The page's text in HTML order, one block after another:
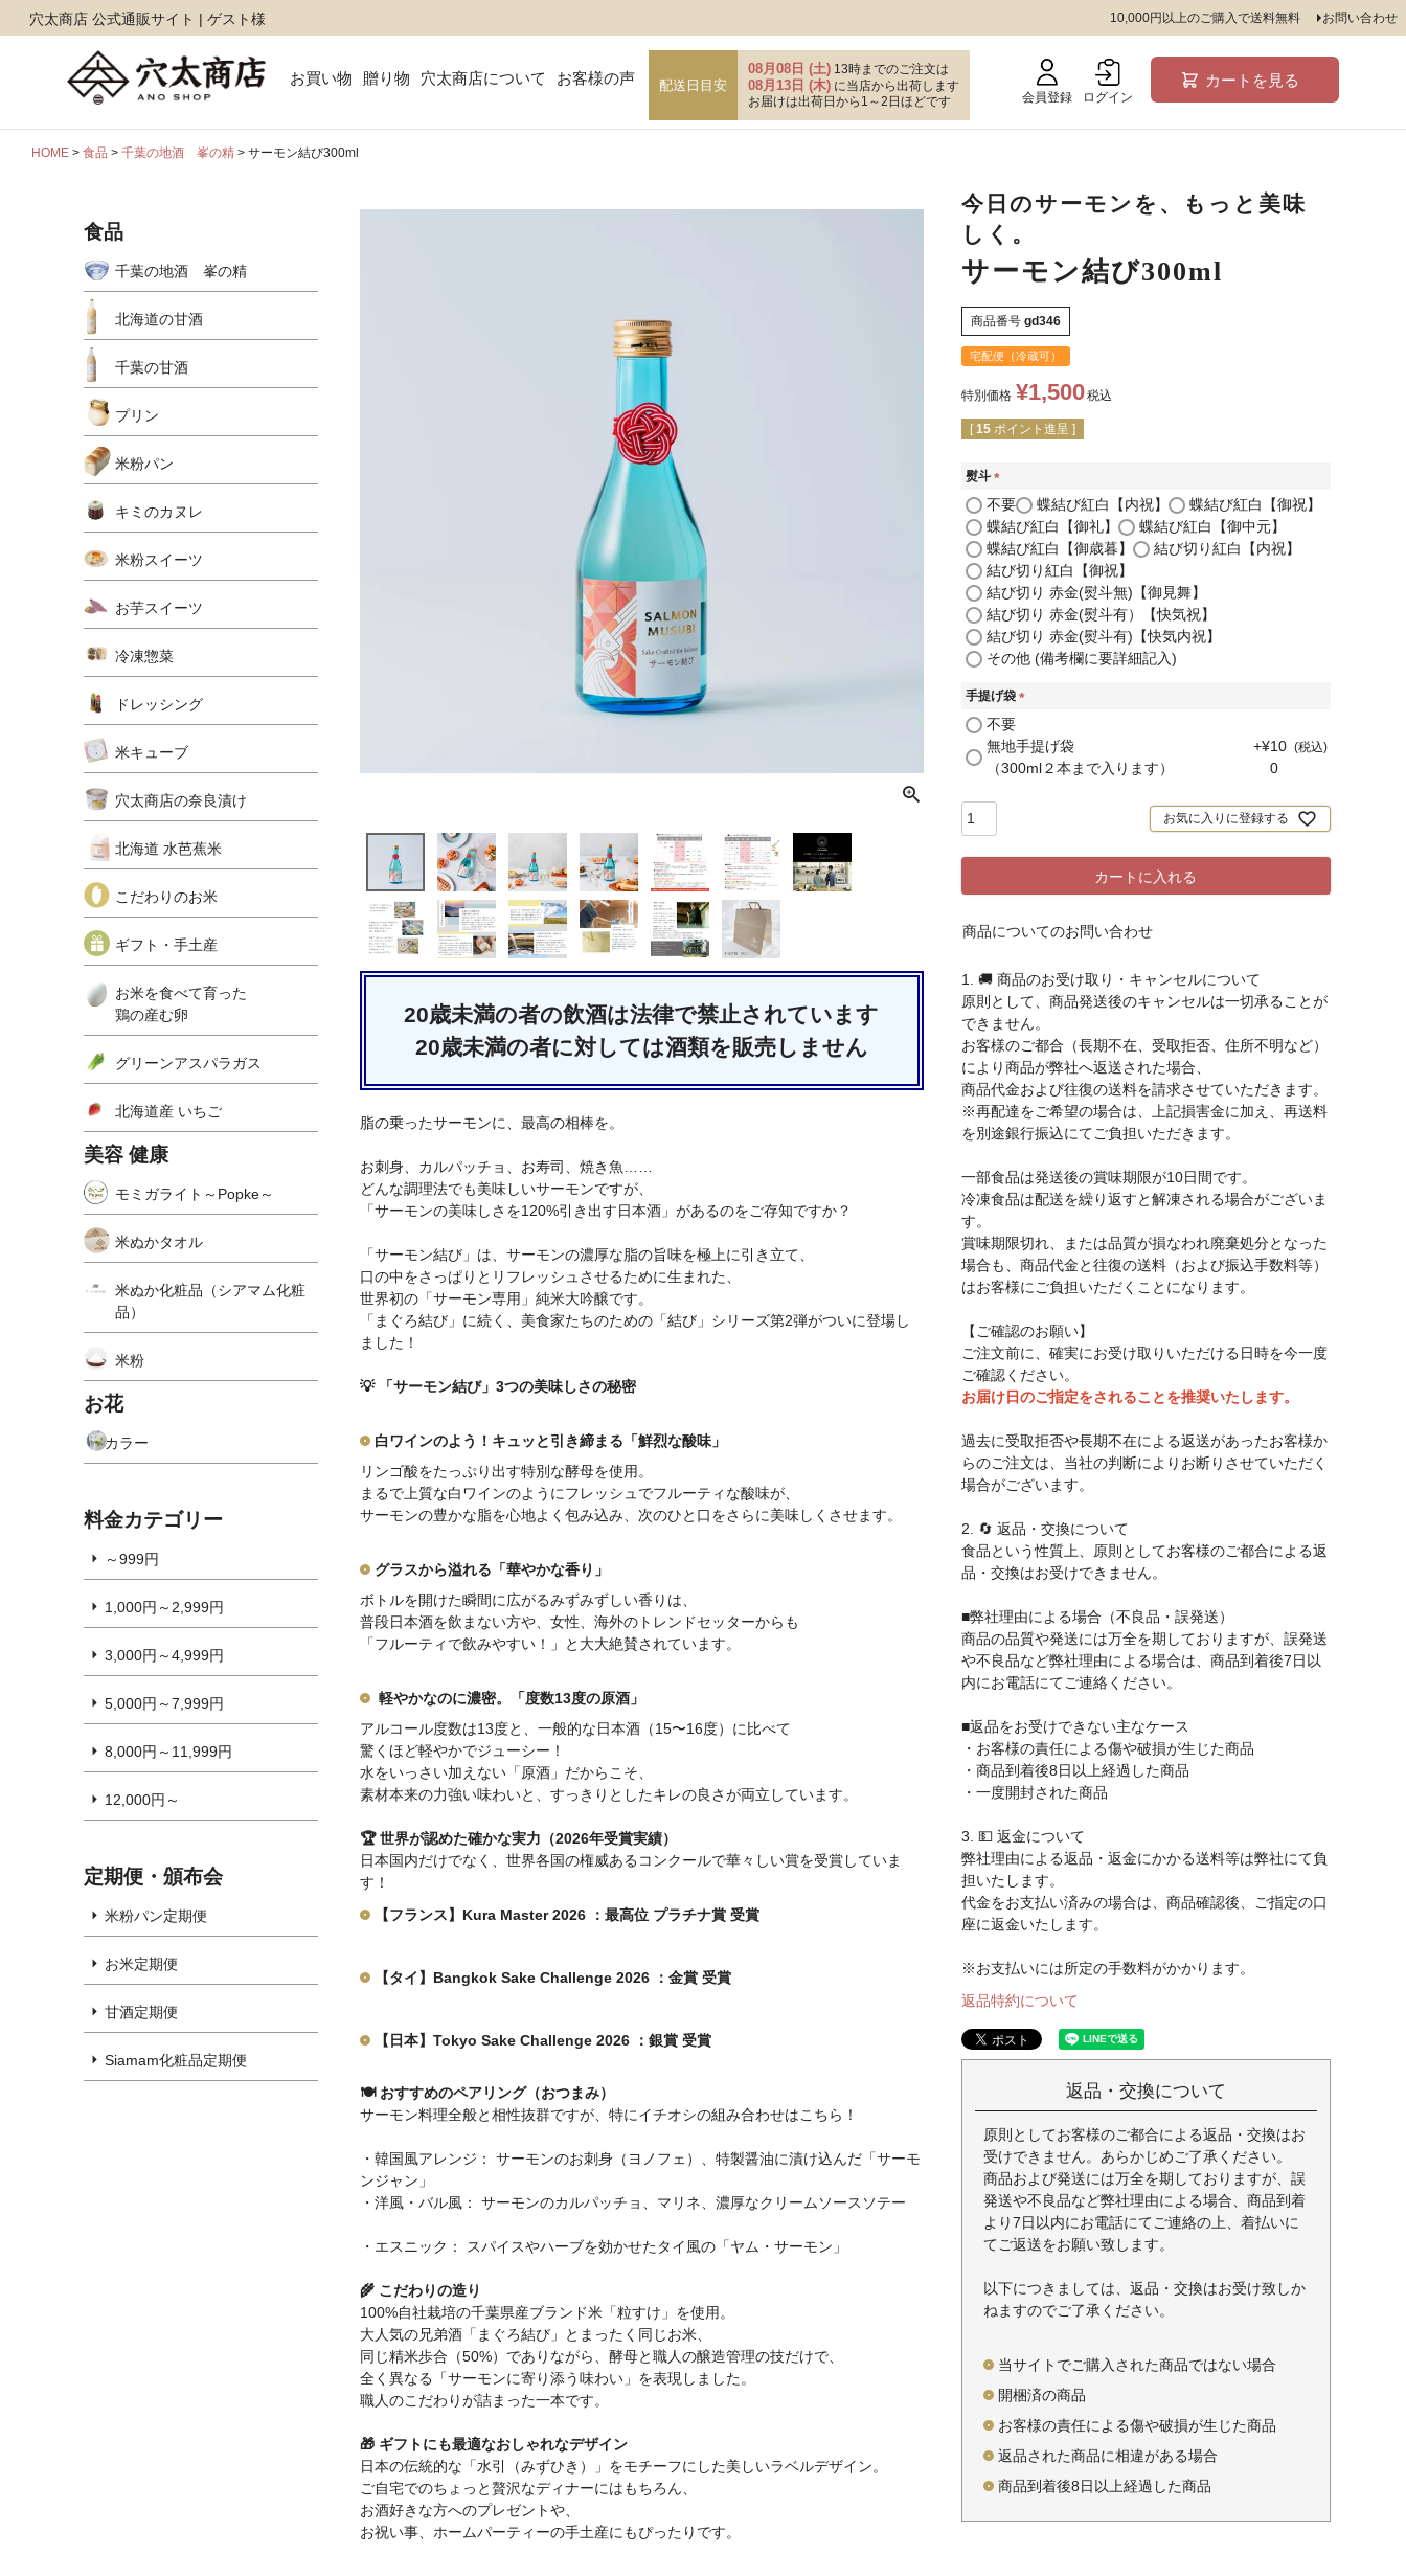
穴太商店 公式通販サイト | ゲスト様 10,000円以上のご購入で送料無料 お問い合わせ
お買い物 贈り物 穴太商店について お客様の声 配送日目安
08月08日 (土) 13時までのご注文は
08月13日 (木) に当店から出荷します
お届けは出荷日から1～2日ほどです
会員登録 ログイン
カートを見る
HOME 食品 千葉の地酒 峯の精 サーモン結び300ml
食品
千葉の地酒 峯の精
北海道の甘酒
千葉の甘酒
プリン
米粉パン
キミのカヌレ
米粉スイーツ
お芋スイーツ
冷凍惣菜
ドレッシング
米キューブ
穴太商店の奈良漬け
北海道 水芭蕉米
こだわりのお米
ギフト・手土産
お米を食べて育った
鶏の産む卵
グリーンアスパラガス
北海道産 いちご
美容 健康
モミガライト～Popke～
米ぬかタオル
米ぬか化粧品（シアマム化粧
品）
米粉
お花
カラー
料金カテゴリー
～999円
1,000円～2,999円
3,000円～4,999円
5,000円～7,999円
8,000円～11,999円
12,000円～
定期便・頒布会
米粉パン定期便
お米定期便
甘酒定期便
Siamam化粧品定期便
20歳未満の者の飲酒は法律で禁止されています
20歳未満の者に対しては酒類を販売しません
脂の乗ったサーモンに、最高の相棒を。
お刺身、カルパッチョ、お寿司、焼き魚……
どんな調理法でも美味しいサーモンですが、
「サーモンの美味しさを120%引き出す日本酒」があるのをご存知ですか？
「サーモン結び」は、サーモンの濃厚な脂の旨味を極上に引き立て、
口の中をさっぱりとリフレッシュさせるために生まれた、
世界初の「サーモン専用」純米大吟醸です。
「まぐろ結び」に続く、美食家たちのための「結び」シリーズ第2弾がついに登場し
ました！
💡 「サーモン結び」3つの美味しさの秘密
白ワインのよう！キュッと引き締まる「鮮烈な酸味」
リンゴ酸をたっぷり出す特別な酵母を使用。
まるで上質な白ワインのようにフレッシュでフルーティな酸味が、
サーモンの豊かな脂を心地よく包み込み、次のひと口をさらに美味しくさせます。
グラスから溢れる「華やかな香り」
ボトルを開けた瞬間に広がるみずみずしい香りは、
普段日本酒を飲まない方や、女性、海外のトレンドセッターからも
「フルーティで飲みやすい！」と大大絶賛されています。
軽やかなのに濃密。「度数13度の原酒」
アルコール度数は13度と、一般的な日本酒（15〜16度）に比べて
驚くほど軽やかでジューシー！
水をいっさい加えない「原酒」だからこそ、
素材本来の力強い味わいと、すっきりとしたキレの良さが両立しています。
🏆 世界が認めた確かな実力（2026年受賞実績）
日本国内だけでなく、世界各国の権威あるコンクールで華々しい賞を受賞していま
す！
【フランス】Kura Master 2026 ：最高位 プラチナ賞 受賞
【タイ】Bangkok Sake Challenge 2026 ：金賞 受賞
【日本】Tokyo Sake Challenge 2026 ：銀賞 受賞
🍽 おすすめのペアリング（おつまみ）
サーモン料理全般と相性抜群ですが、特にイチオシの組み合わせはこちら！
・韓国風アレンジ： サーモンのお刺身（ヨノフェ）、特製醤油に漬け込んだ「サーモ
ンジャン」
・洋風・バル風： サーモンのカルパッチョ、マリネ、濃厚なクリームソースソテー
・エスニック： スパイスやハーブを効かせたタイ風の「ヤム・サーモン」
🌾 こだわりの造り
100%自社栽培の千葉県産ブランド米「粒すけ」を使用。
大人気の兄弟酒「まぐろ結び」とまったく同じお米、
同じ精米歩合（50%）でありながら、酵母と職人の醸造管理の技だけで、
全く異なる「サーモンに寄り添う味わい」を表現しました。
職人のこだわりが詰まった一本です。
🎁 ギフトにも最適なおしゃれなデザイン
日本の伝統的な「水引（みずひき）」をモチーフにした美しいラベルデザイン。
ご自宅でのちょっと贅沢なディナーにはもちろん、
お酒好きな方へのプレゼントや、
お祝い事、ホームパーティーの手土産にもぴったりです。
今日のサーモンを、もっと美味
しく。
サーモン結び300ml
商品番号 gd346
宅配便（冷蔵可）
特別価格 ¥1,500税込
[ 15 ポイント進呈 ]
熨斗
(
必
須
)
不要 蝶結び紅白【内祝】
蝶結び紅白【御祝】
蝶結び紅白【御礼】
蝶結び紅白【御中元】
蝶結び紅白【御歳暮】
結び切り紅白【内祝】
結び切り紅白【御祝】
結び切り 赤金(熨斗無)【御見舞】
結び切り 赤金(熨斗有）【快気祝】
結び切り 赤金(熨斗有)【快気内祝】
その他 (備考欄に要詳細記入)
手提げ袋
必
須
)
不要
無地手提げ袋
（300ml２本まで入ります）
+¥10
0
税込
お気に入りに登録する
カートに入れる
商品についてのお問い合わせ
1. 🚚 商品のお受け取り・キャンセルについて
原則として、商品発送後のキャンセルは一切承ることが
できません。
お客様のご都合（長期不在、受取拒否、住所不明など）
により商品が弊社へ返送された場合、
商品代金および往復の送料を請求させていただきます。
※再配達をご希望の場合は、上記損害金に加え、再送料
を別途銀行振込にてご負担いただきます。
一部食品は発送後の賞味期限が10日間です。
冷凍食品は配送を繰り返すと解凍される場合がございま
す。
賞味期限切れ、または品質が損なわれ廃棄処分となった
場合も、商品代金と往復の送料（および振込手数料等）
はお客様にご負担いただくことになります。
【ご確認のお願い】
ご注文前に、確実にお受け取りいただける日時を今一度
ご確認ください。
お届け日のご指定をされることを推奨いたします。
過去に受取拒否や長期不在による返送があったお客様か
らのご注文は、当社の判断によりお断りさせていただく
場合がございます。
2. 🔄 返品・交換について
食品という性質上、原則としてお客様のご都合による返
品・交換はお受けできません。
■弊社理由による場合（不良品・誤発送）
商品の品質や発送には万全を期しておりますが、誤発送
や不良品など弊社理由による場合は、商品到着後7日以
内にお電話にてご連絡ください。
■返品をお受けできない主なケース
・お客様の責任による傷や破損が生じた商品
・商品到着後8日以上経過した商品
・一度開封された商品
3. 💵 返金について
弊社理由による返品・返金にかかる送料等は弊社にて負
担いたします。
代金をお支払い済みの場合は、商品確認後、ご指定の口
座に返金いたします。
※お支払いには所定の手数料がかかります。
返品特約について
返品・交換について
原則としてお客様のご都合による返品・交換はお
受けできません。あらかじめご了承ください。
商品および発送には万全を期しておりますが、誤
発送や不良品など弊社理由による場合、商品到着
より7日以内にお電話にてご連絡の上、着払いに
てご返送をお願い致します。
以下につきましては、返品・交換はお受け致しか
ねますのでご了承ください。
当サイトでご購入された商品ではない場合
開梱済の商品
お客様の責任による傷や破損が生じた商品
返品された商品に相違がある場合
商品到着後8日以上経過した商品